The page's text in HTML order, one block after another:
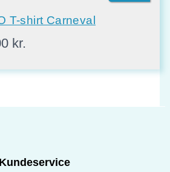
T-shirt Carneval
kr.
Kundeservice